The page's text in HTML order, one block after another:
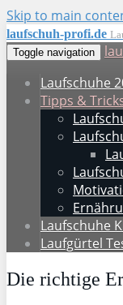
Skip to main
laufschuh-profi.de
Toggle navigation
Laufschuhe
Tipps &
Laufschuhe
Laufgürtel
Die richtige